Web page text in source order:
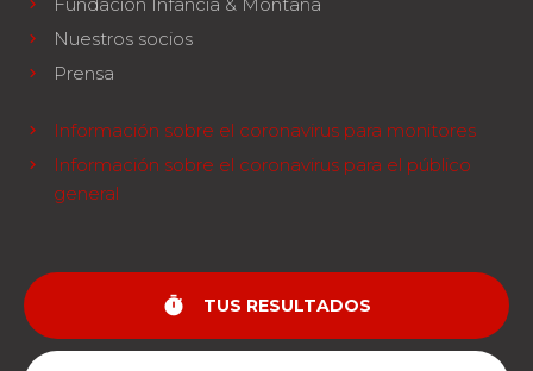
Nuestros socios
Prensa
Información sobre el coronavirus para monitores
Información sobre el coronavirus para el público
general
timer TUS RESULTADOS